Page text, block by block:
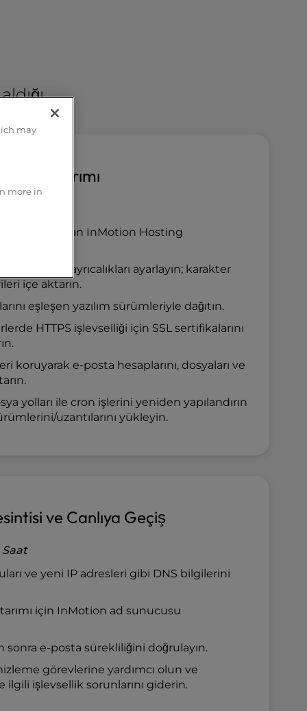
Aktarımı
sunucudan InMotion Hosting
ve ayrıcalıkları ayarlayın; karakter
içe aktarın.
eşleşen yazılım sürümleriyle dağıtın.
HTTPS işlevselliği için SSL sertifikalarını
koruyarak e-posta hesaplarını, dosyaları ve
yolları ile cron işlerini yeniden yapılandırın
uzantılarını yükleyin.
ve Canlıya Geçiş
ve yeni IP adresleri gibi DNS bilgilerini
için InMotion ad sunucusu
sonra e-posta sürekliliğini doğrulayın.
görevlerine yardımcı olun ve
işlevsellik sorunlarını giderin.
may
more in